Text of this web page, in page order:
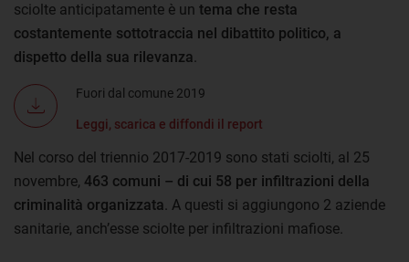
sciolte anticipatamente è un tema che resta
costantemente sottotraccia nel dibattito politico, a
dispetto della sua rilevanza.
Fuori dal comune 2019
Leggi, scarica e diffondi il report
Nel corso del triennio 2017-2019 sono stati sciolti, al 25
novembre, 463 comuni – di cui 58 per infiltrazioni della
criminalità organizzata. A questi si aggiungono 2 aziende
sanitarie, anch’esse sciolte per infiltrazioni mafiose.